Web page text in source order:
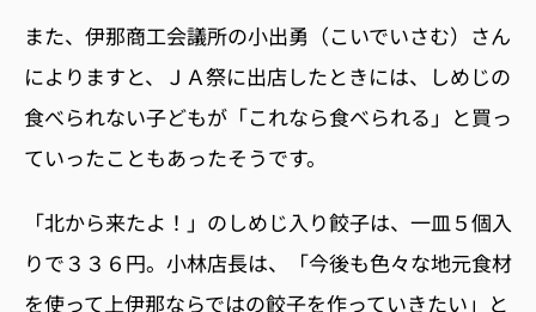
また、伊那商工会議所の小出勇（こいでいさむ）さん
によりますと、ＪＡ祭に出店したときには、しめじの
食べられない子どもが「これなら食べられる」と買っ
ていったこともあったそうです。
「北から来たよ！」のしめじ入り餃子は、一皿５個入
りで３３６円。小林店長は、「今後も色々な地元食材
を使って上伊那ならではの餃子を作っていきたい」と